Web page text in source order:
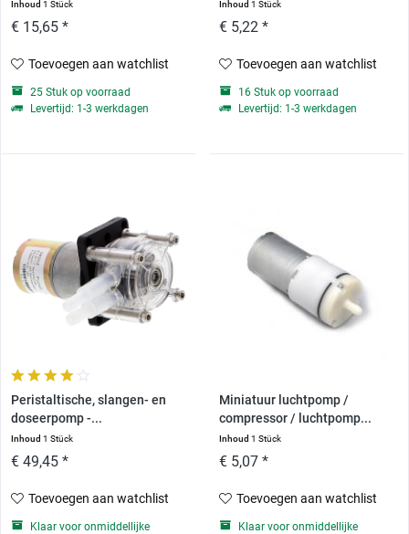
Inhoud1 Stück
€ 15,65 *
Toevoegen aan watchlist
25 Stuk op voorraad
Levertijd: 1-3 werkdagen
Inhoud 1 Stück
€ 5,22 *
Toevoegen aan watchlist
16 Stuk op voorraad
Levertijd: 1-3 werkdagen
Peristaltische, slangen- en
doseerpomp -...
Inhoud1 Stück
€ 49,45 *
Toevoegen aan watchlist
Klaar voor onmiddellijke
Miniatuur luchtpomp /
compressor / luchtpomp...
Inhoud 1 Stück
€ 5,07 *
Toevoegen aan watchlist
Klaar voor onmiddellijke